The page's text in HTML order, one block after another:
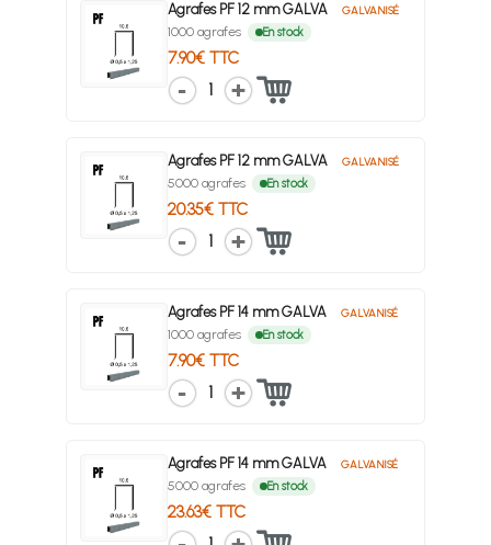
Agrafes PF 12 mm GALVA GALVANISÉ
1000 agrafes En stock
7.90€ TTC
1
Agrafes PF 12 mm GALVA GALVANISÉ
5000 agrafes En stock
20.35€ TTC
1
Agrafes PF 14 mm GALVA GALVANISÉ
1000 agrafes En stock
7.90€ TTC
1
Agrafes PF 14 mm GALVA GALVANISÉ
5000 agrafes En stock
23.63€ TTC